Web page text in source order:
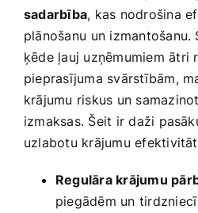
sadarbība, kas nodrošina
plānošanu ⁤un izmantošanu.
ķēde ļauj uzņēmumiem ātri
pieprasījuma svārstībām,⁤
krājumu riskus un
izmaksas. Šeit ir daži
uzlabotu krājumu
Regulāra krājumu
piegādēm un